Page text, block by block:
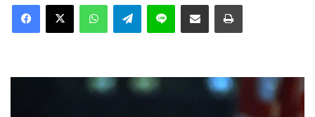
Telegram 이메일